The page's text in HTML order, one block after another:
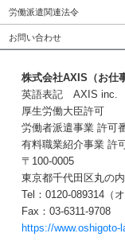
労働派遣関連法令
お問い合わせ
株式会社AXIS（お仕
英語表記 AXIS inc.
厚生労働大臣許可
労働者派遣事業 許可
有料職業紹介事業 許
〒100-0005
東京都千代田区丸の
Tel：0120-089314（
Fax：03-6311-9708
https://www.oshigoto-